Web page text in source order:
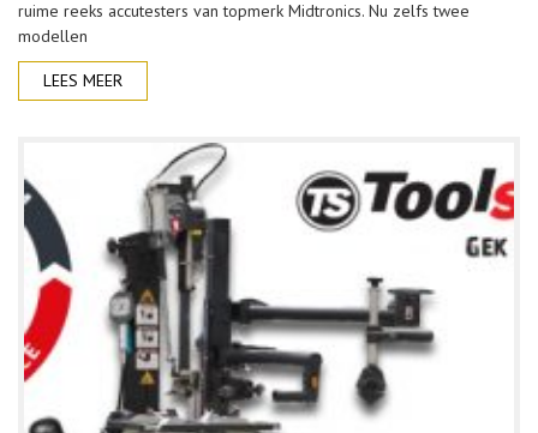
ruime reeks accutesters van topmerk Midtronics. Nu zelfs twee
modellen
LEES MEER